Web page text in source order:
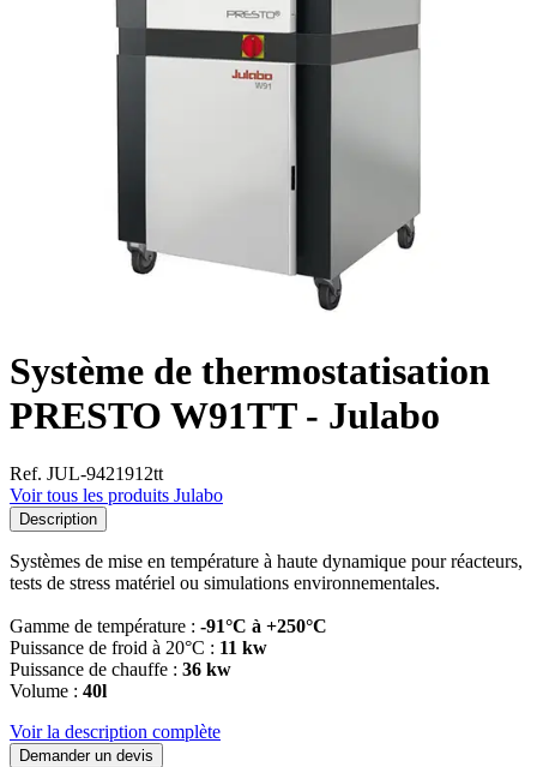
Système de thermostatisation
PRESTO W91TT - Julabo
Ref. JUL-9421912tt
Voir tous les produits Julabo
Description
Systèmes de mise en température à haute dynamique pour réacteurs,
tests de stress matériel ou simulations environnementales.
Gamme de température : -91°C à +250°C
Puissance de froid à 20°C : 11 kw
Puissance de chauffe : 36 kw
Volume : 40l
Voir la description complète
Demander un devis